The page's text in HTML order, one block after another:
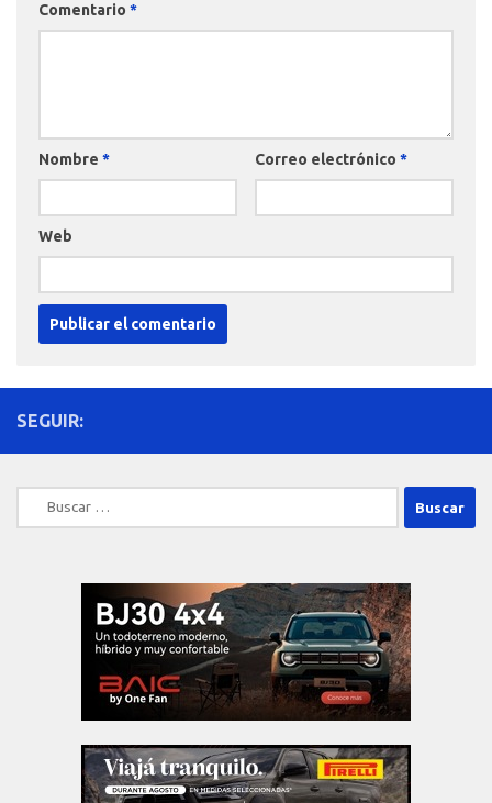
Comentario *
Nombre * Correo electrónico *
Web
SEGUIR:
Buscar: